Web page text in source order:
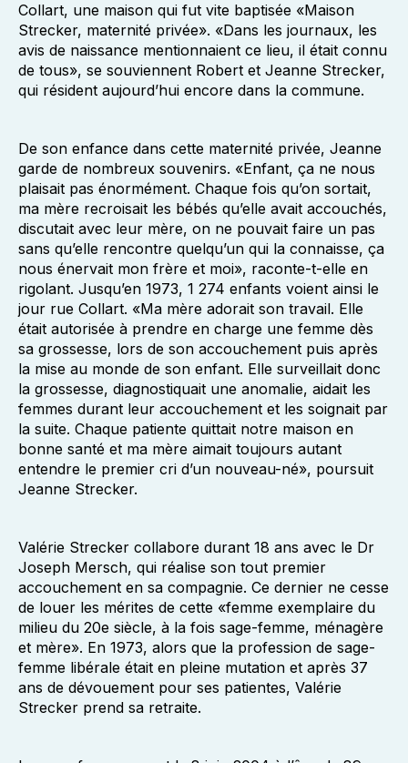
Collart, une maison qui fut vite baptisée «Maison
Strecker, maternité privée». «Dans les journaux, les
avis de naissance mentionnaient ce lieu, il était connu
de tous», se souviennent Robert et Jeanne Strecker,
qui résident aujourd’hui encore dans la commune.
De son enfance dans cette maternité privée, Jeanne
garde de nombreux souvenirs. «Enfant, ça ne nous
plaisait pas énormément. Chaque fois qu’on sortait,
ma mère recroisait les bébés qu’elle avait accouchés,
discutait avec leur mère, on ne pouvait faire un pas
sans qu’elle rencontre quelqu’un qui la connaisse, ça
nous énervait mon frère et moi», raconte-t-elle en
rigolant. Jusqu’en 1973, 1 274 enfants voient ainsi le
jour rue Collart. «Ma mère adorait son travail. Elle
était autorisée à prendre en charge une femme dès
sa grossesse, lors de son accouchement puis après
la mise au monde de son enfant. Elle surveillait donc
la grossesse, diagnostiquait une anomalie, aidait les
femmes durant leur accouchement et les soignait par
la suite. Chaque patiente quittait notre maison en
bonne santé et ma mère aimait toujours autant
entendre le premier cri d’un nouveau-né», poursuit
Jeanne Strecker.
Valérie Strecker collabore durant 18 ans avec le Dr
Joseph Mersch, qui réalise son tout premier
accouchement en sa compagnie. Ce dernier ne cesse
de louer les mérites de cette «femme exemplaire du
milieu du 20e siècle, à la fois sage-femme, ménagère
et mère». En 1973, alors que la profession de sage-
femme libérale était en pleine mutation et après 37
ans de dévouement pour ses patientes, Valérie
Strecker prend sa retraite.